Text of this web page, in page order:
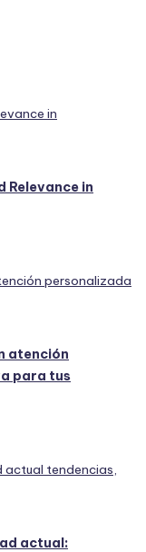
Relevance in
atención
para tus
actual: